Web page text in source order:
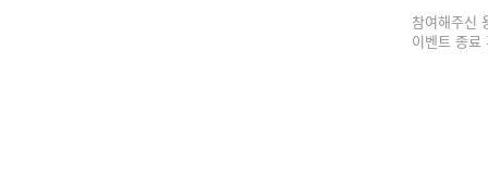
참여해주신
이벤트 종